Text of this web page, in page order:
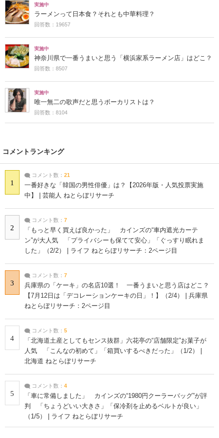
実施中
ラーメンって日本食？それとも中華料理？
回答数：19657
実施中
神奈川県で一番うまいと思う「横浜家系ラーメン店」はどこ？
回答数：8507
実施中
唯一無二の歌声だと思うボーカリストは？
回答数：8104
コメントランキング
1
コメント数： 21
一番好きな「韓国の男性俳優」は？【2026年版・人気投票実施
中】 | 芸能人 ねとらぼリサーチ
2
コメント数： 7
「もっと早く買えば良かった」 カインズの“車内遮光カーテ
ン”が大人気 「プライバシーも保てて安心」「ぐっすり眠れま
した」（2/2） | ライフ ねとらぼリサーチ：2ページ目
3
コメント数： 7
兵庫県の「ケーキ」の名店10選！ 一番うまいと思う店はどこ？
【7月12日は「デコレーションケーキの日」！】（2/4） | 兵庫県
ねとらぼリサーチ：2ページ目
4
コメント数： 5
「北海道土産としてもセンス抜群」六花亭の“店舗限定”お菓子が
人気 「こんなの初めて」「箱買いするべきだった」（1/2） |
北海道 ねとらぼリサーチ
5
コメント数： 4
「車に常備しました」 カインズの“1980円クーラーバッグ”が評
判 「ちょうどいい大きさ」「保冷剤を止めるベルトが良い」
（1/5） | ライフ ねとらぼリサーチ